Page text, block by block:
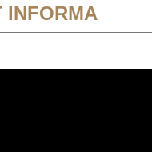
INFORMA